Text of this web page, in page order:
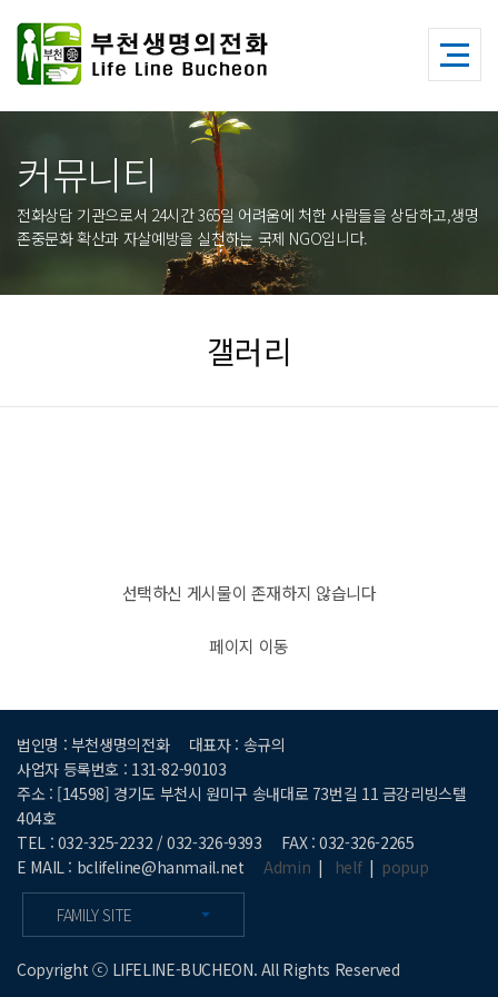
커뮤니티
전화상담 기관으로서 24시간 365일 어려움에 처한 사람들을 상담하고,생명
존중문화 확산과 자살예방을 실천하는 국제 NGO입니다.
갤러리
선택하신 게시물이 존재하지 않습니다
페이지 이동
법인명 : 부천생명의전화
대표자 : 송규의
사업자 등록번호 : 131-82-90103
주소 : [14598] 경기도 부천시 원미구 송내대로 73번길 11 금강리빙스텔
404호
TEL : 032-325-2232 / 032-326-9393
FAX : 032-326-2265
E MAIL : bclifeline@hanmail.net
Admin | helf| popup
Copyright ⓒ LIFELINE-BUCHEON. All Rights Reserved
FAMILY SITE